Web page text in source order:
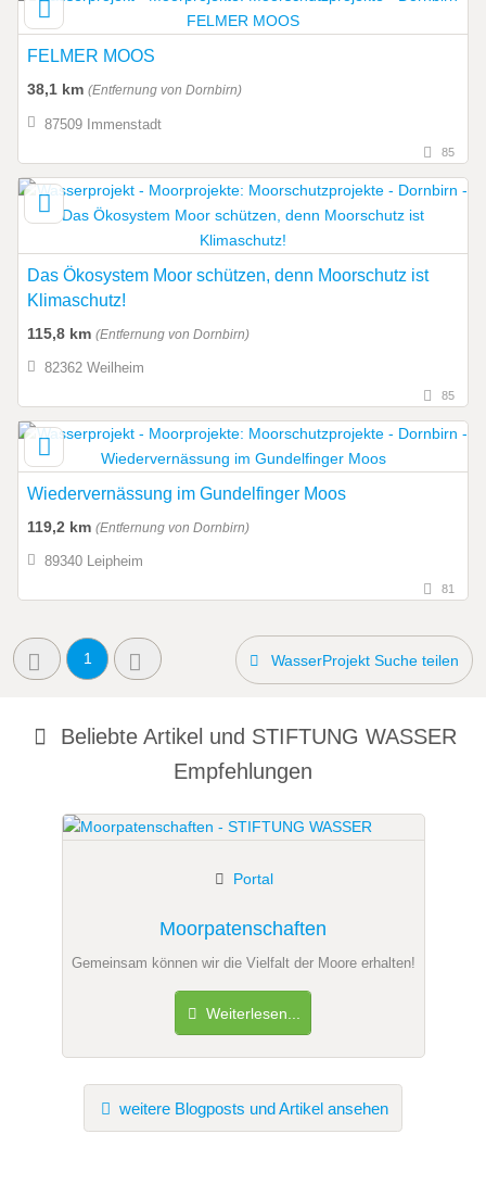
FELMER MOOS
38,1 km (Entfernung von Dornbirn)
87509 Immenstadt
85
Das Ökosystem Moor schützen, denn Moorschutz ist
Klimaschutz!
115,8 km (Entfernung von Dornbirn)
82362 Weilheim
85
Wiedervernässung im Gundelfinger Moos
119,2 km (Entfernung von Dornbirn)
89340 Leipheim
81
1 WasserProjekt Suche teilen
Beliebte Artikel und STIFTUNG WASSER
Empfehlungen
Moorpatenschaften
Portal
Gemeinsam können wir die Vielfalt der Moore erhalten!
Weiterlesen...
weitere Blogposts und Artikel ansehen